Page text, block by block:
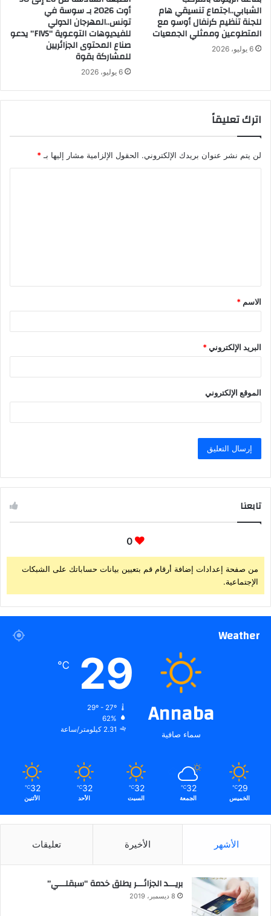
الشبابي..اجتماع تنسيقي هام
للجنة تنظيم كرنفال أوسو مع
المتطوعين وممثلي الجمعيات
6 يوليو، 2026
أوت 2026 بـ سوسة في
تونس..المهرجان الدولي
للفيديوهات التوعوية “FIVS” يدعو
صناع المحتوى الجزائريين
للمشاركة بقوة
6 يوليو، 2026
اترك تعليقاً
لن يتم نشر عنوان بريدك الإلكتروني. الحقول الإلزامية مشار إليها بـ *
ق
*
الاسم *
البريد الإلكتروني*
الموقع الإلكتروني
تابعنا
0
من صفحة إعدادات إضافة أرقام قم بتعيين بيانات حساباتك على الشبكات
الإجتماعية.
Weather
Annaba
سماء صافية
29
℃
29º - 27º
62%
2.31 كيلومتر/ساعة
29
℃
الخميس
32
℃
الجمعة
32
℃
السبت
32
℃
الأحد
32
℃
الأثنين
الأشهر الأخيرة تعليقات
بريـــد الجزائـــر يطلق خدمة “سبقلـــي”
8 ديسمبر، 2019